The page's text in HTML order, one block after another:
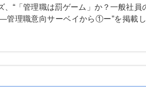
、“「管理職は罰ゲーム」か？一般社員
理職意向サーベイから①ー”を掲載し